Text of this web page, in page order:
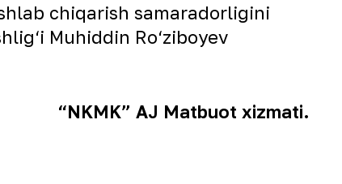
chiqarish samaradorligini
Muhiddin Ro‘ziboyev
“NKMK” AJ Matbuot xizmati.